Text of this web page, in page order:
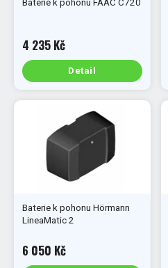
Baterie k pohonu FAAC C720
4 235 Kč
Detail
Baterie k pohonu Hörmann
LineaMatic 2
6 050 Kč